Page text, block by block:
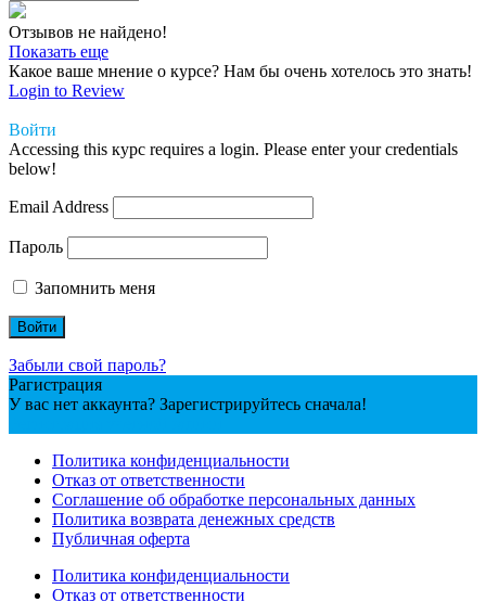
Отзывов не найдено!
Показать еще
Какое ваше мнение о курсе? Нам бы очень хотелось это знать!
Login to Review
Войти
Accessing this курс requires a login. Please enter your credentials
below!
Email Address
Пароль
Запомнить меня
Забыли свой пароль?
Рагистрация
У вас нет аккаунта? Зарегистрируйтесь сначала!
Политика конфиденциальности
Отказ от ответственности
Соглашение об обработке персональных данных
Политика возврата денежных средств
Публичная оферта
Политика конфиденциальности
Отказ от ответственности